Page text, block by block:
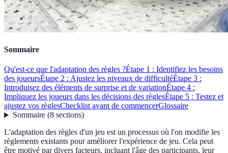
Sommaire
Qu'est-ce que l'adaptation des règles ?Étape 1 : Identifiez les besoins
des joueursÉtape 2 : Ajustez les niveaux de difficultéÉtape 3 :
Introduisez des éléments de surprise et de variationÉtape 4 :
Impliquez les joueurs dans les décisions des règlesÉtape 5 : Testez et
ajustez vos règlesChecklist avant de commencerGlossaire
Sommaire(8 sections)
L'adaptation des règles d'un jeu est un processus où l'on modifie les
règlements existants pour améliorer l'expérience de jeu. Cela peut
être motivé par divers facteurs, incluant l'âge des participants, leur